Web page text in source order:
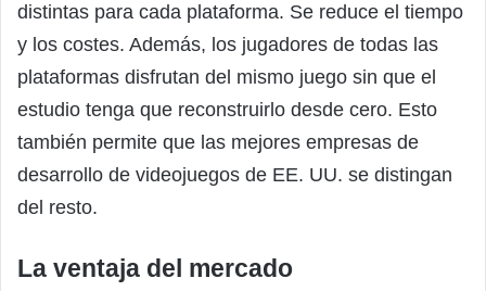
distintas para cada plataforma. Se reduce el tiempo
y los costes. Además, los jugadores de todas las
plataformas disfrutan del mismo juego sin que el
estudio tenga que reconstruirlo desde cero. Esto
también permite que las mejores empresas de
desarrollo de videojuegos de EE. UU. se distingan
del resto.
La ventaja del mercado